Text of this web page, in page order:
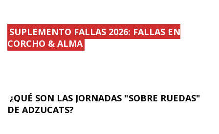
SUPLEMENTO FALLAS 2026: FALLAS EN
CORCHO & ALMA
¿QUÉ SON LAS JORNADAS "SOBRE RUEDAS"
DE ADZUCATS?